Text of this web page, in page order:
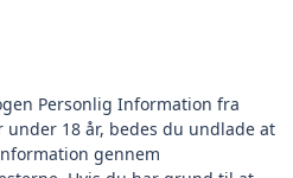
Personlig Information fra
under 18 år, bedes du undlade at
gennem